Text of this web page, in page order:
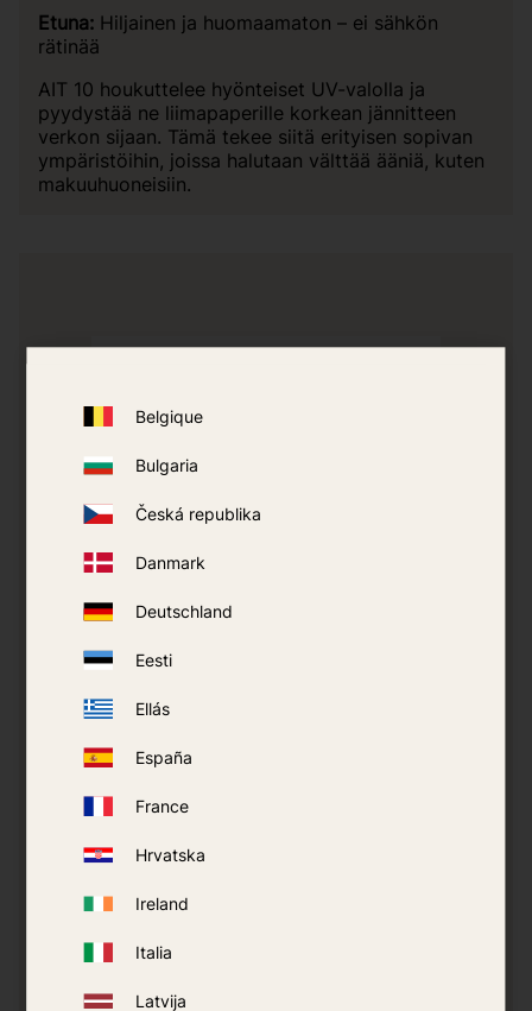
Belgique
Bulgaria
Česká republika
Danmark
Deutschland
Eesti
Ellás
España
France
Hrvatska
Ireland
Italia
Latvija
Etuna: Hiljainen ja huomaamaton – ei sähkön
rätinää
AIT 10 houkuttelee hyönteiset UV-valolla ja
pyydystää ne liimapaperille korkean jännitteen
verkon sijaan. Tämä tekee siitä erityisen sopivan
ympäristöihin, joissa halutaan välttää ääniä, kuten
makuuhuoneisiin.
<\/p>
varasto
Virta:230V